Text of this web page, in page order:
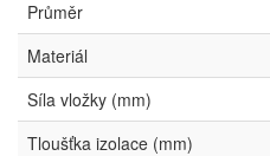
Průměr
Materiál
Síla vložky (mm)
Tloušťka izolace (mm)